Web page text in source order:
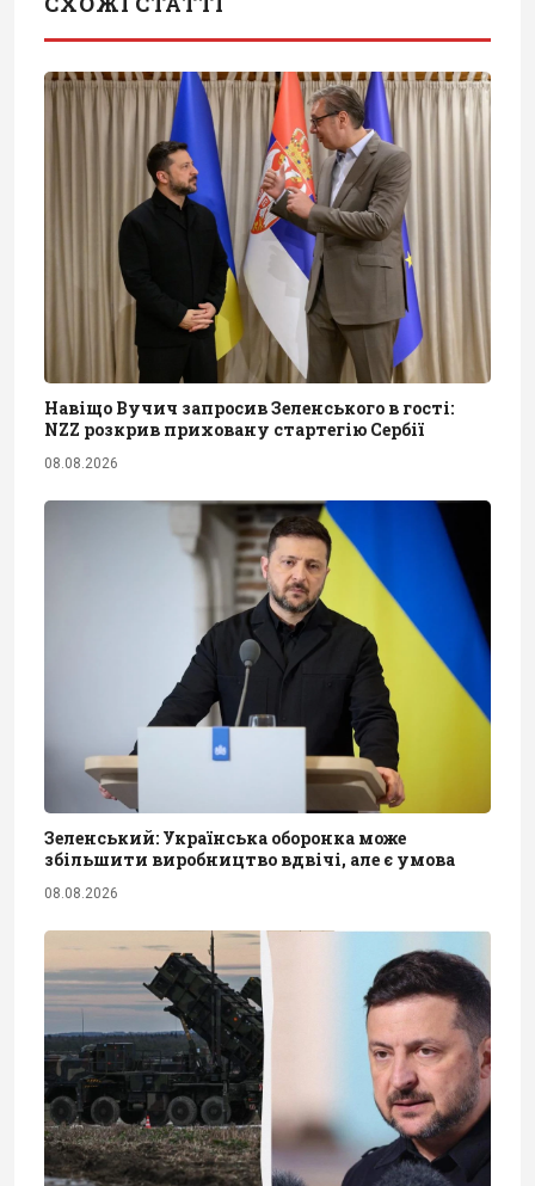
Навіщо Вучич запросив Зеленського в гості:
NZZ розкрив приховану стартегію Сербії
08.08.2026
Зеленський: Українська оборонка може
збільшити виробництво вдвічі, але є умова
08.08.2026